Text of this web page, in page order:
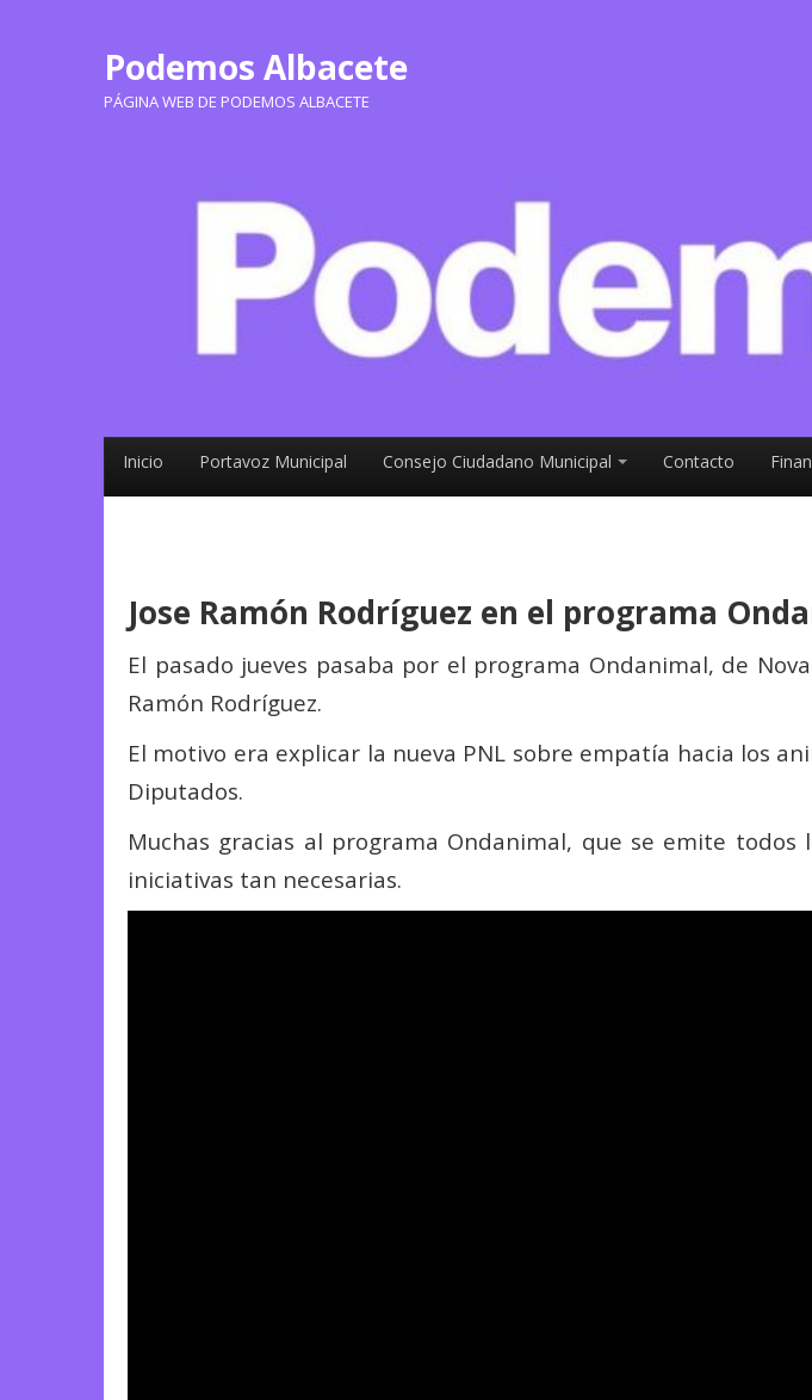
Podemos Albacete
PÁGINA WEB DE PODEMOS ALBACETE
Inicio Portavoz Municipal Consejo Ciudadano Municipal Contacto
Jose Ramón Rodríguez en el programa
El pasado jueves pasaba por el programa Ondanimal, de
Ramón Rodríguez.
El motivo era explicar la nueva PNL sobre empatía hacia los
Diputados.
Muchas gracias al programa Ondanimal, que se emite
iniciativas tan necesarias.